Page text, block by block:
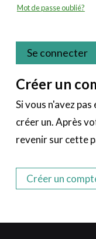
Mot de passe oublié?
Se connecter
Créer un
Si vous n'avez
créer un. Après
revenir sur cette
Créer un